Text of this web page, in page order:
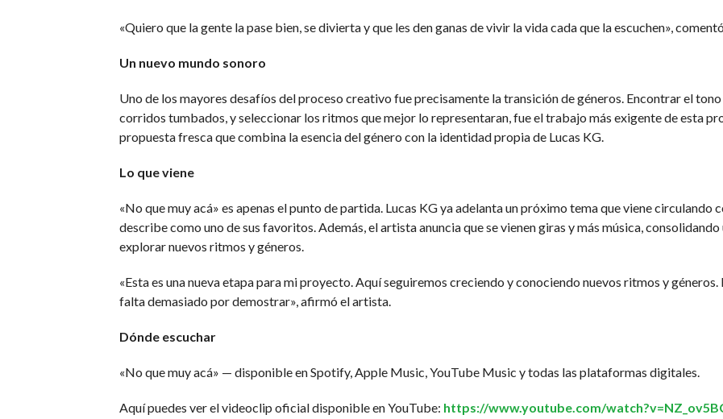
«Quiero que la gente la pase bien, se divierta y que les den ganas de vivir la vida cada que la escuchen»,
Un nuevo mundo sonoro
Uno de los mayores desafíos del proceso creativo fue precisamente la transición de géneros. Encontrar el
corridos tumbados, y seleccionar los ritmos que mejor lo representaran, fue el trabajo más exigente de esta
propuesta fresca que combina la esencia del género con la identidad propia de Lucas KG.
Lo que viene
«No que muy acá» es apenas el punto de partida. Lucas KG ya adelanta un próximo tema que viene circulando
describe como uno de sus favoritos. Además, el artista anuncia que se vienen giras y más música,
explorar nuevos ritmos y géneros.
«Esta es una nueva etapa para mi proyecto. Aquí seguiremos creciendo y conociendo nuevos ritmos y géneros.
falta demasiado por demostrar», afirmó el artista.
Dónde escuchar
«No que muy acá» — disponible en Spotify, Apple Music, YouTube Music y todas las plataformas digitales.
Aquí puedes ver el videoclip oficial disponible en YouTube: https://www.youtube.com/